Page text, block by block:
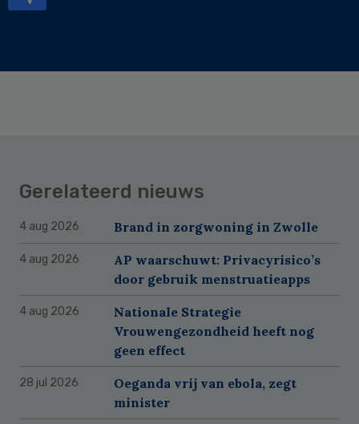
Gerelateerd nieuws
4 aug 2026 Brand in zorgwoning in Zwolle
4 aug 2026
AP waarschuwt: Privacyrisico’s
door gebruik menstruatieapps
4 aug 2026
Nationale Strategie
Vrouwengezondheid heeft nog
geen effect
28 jul 2026
Oeganda vrij van ebola, zegt
minister